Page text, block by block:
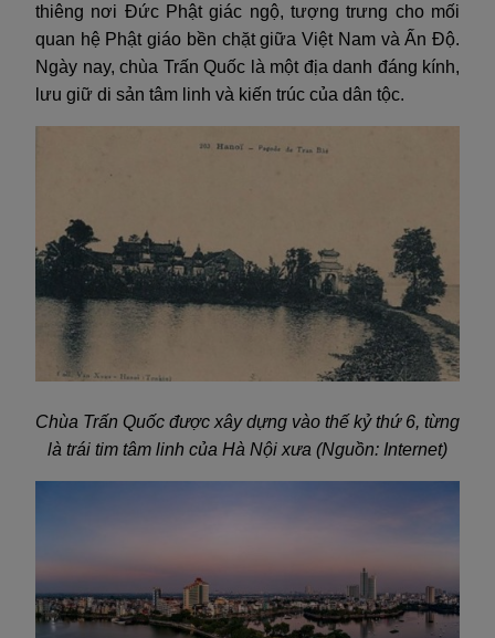
thiêng nơi Đức Phật giác ngộ, tượng trưng cho mối
quan hệ Phật giáo bền chặt giữa Việt Nam và Ấn Độ.
Ngày nay, chùa Trấn Quốc là một địa danh đáng kính,
lưu giữ di sản tâm linh và kiến trúc của dân tộc.
Chùa Trấn Quốc được xây dựng vào thế kỷ thứ 6, từng
là trái tim tâm linh của Hà Nội xưa (Nguồn: Internet)